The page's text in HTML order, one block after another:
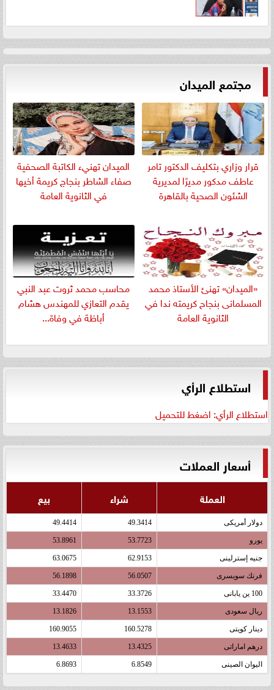
مجتمع الميدان
قرار وزاري بتكليف الدكتور تامر
عاطف مدكور مديرًا لمديرية
الشئون الصحية بالقاهرة
الميدان تهنيء الكاتبة الصحفية
صفاء الشاطر بنجاج كريمة أخيها
في الثانوية العامة
«الميدان» تهنئ الأستاذ محمد
المسلمانى بنجاح كريمته ندا في
الثانوية العامة
​محاسب محمد ثروت عبد النبي
يقدم التعازي للمهندس هشام
أباظة في وفاة...
استطلاع الرأي
استطلاع الرأي: اضغط للتحميل
أسعار العملات
العملة شراء بيع
دولار أمريكى 49.3414
49.4414
يورو 53.7723
53.8961
جنيه إسترلينى 62.9153
63.0675
فرنك سويسرى 56.0507
56.1898
100 ين يابانى 33.3726
33.4470
ريال سعودى 13.1553
13.1826
دينار كويتى 160.5278
160.9055
درهم اماراتى 13.4325
13.4633
اليوان الصينى 6.8549
6.8693